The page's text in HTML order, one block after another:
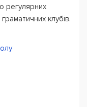
регулярних
клубів.